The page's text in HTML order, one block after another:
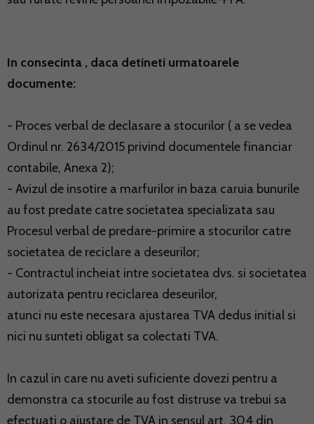
In consecinta , daca detineti urmatoarele
documente:
- Proces verbal de declasare a stocurilor ( a se vedea
Ordinul nr. 2634/2015 privind documentele financiar
contabile, Anexa 2);
- Avizul de insotire a marfurilor in baza caruia bunurile
au fost predate catre societatea specializata sau
Procesul verbal de predare-primire a stocurilor catre
societatea de reciclare a deseurilor;
- Contractul incheiat intre societatea dvs. si societatea
autorizata pentru reciclarea deseurilor,
atunci nu este necesara ajustarea TVA dedus initial si
nici nu sunteti obligat sa colectati TVA.
In cazul in care nu aveti suficiente dovezi pentru a
demonstra ca stocurile au fost distruse va trebui sa
efectuati o ajustare de TVA in sensul art. 304 din